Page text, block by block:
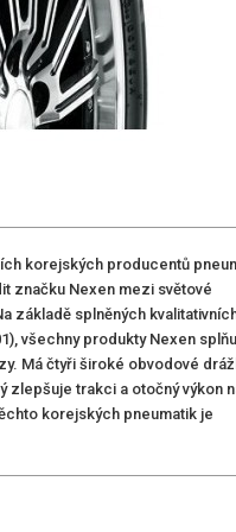
korejských producentů
značku Nexen mezi světové
základě splněných
všechny produkty Nexen
Má čtyři široké obvodové
zlepšuje trakci a otočný výkon
korejských pneumatik je